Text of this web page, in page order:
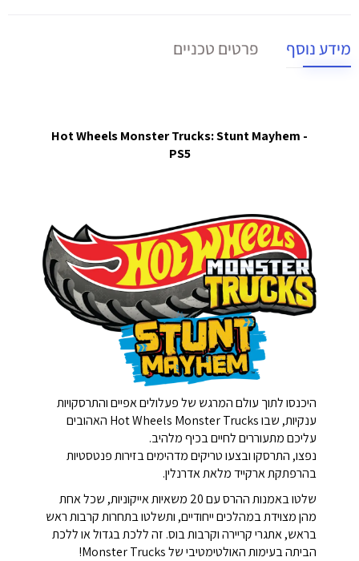
מידע נוסף פרטים טכניים
Hot Wheels Monster Trucks: Stunt Mayhem -
PS5
היכנסו לתוך עולם המרגש של פעלולים אפיים והתרסקויות
ענקיות, שבו Hot Wheels Monster Trucks האהובים
עליכם מתעוררים לחיים בכיף מלהיב.
נפצו, התרסקו ובצעו טריקים מדהימים בזירות פנטסטיות
בהרפתקת ארקייד מלאת אדרנלין.
שלטו באמנות ההרס עם 20 משאיות אייקוניות, שכל אחת
מהן מצוידת במהלכים ייחודיים, ותשלטו בתחרות קרבות ראש
בראש, אתגרי קריירה וקרבות בוס. זה ללכת בגדול או ללכת
הביתה בעימות האולטימטיבי של Monster Trucks!